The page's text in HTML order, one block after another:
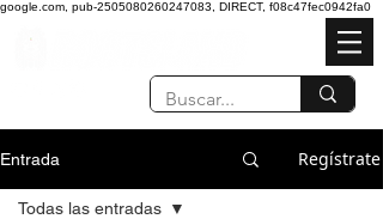
google.com, pub-2505080260247083, DIRECT, f08c47fec0942fa0
Entrada Regístrate
Todas las entradas